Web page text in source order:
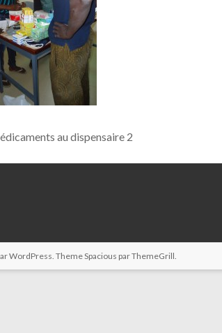
au dispensaire 2
WordPress. Theme Spacious parThemeGrill.